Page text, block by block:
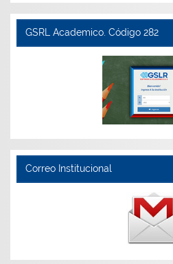
GSRL Academico. Código 282
Correo Institucional